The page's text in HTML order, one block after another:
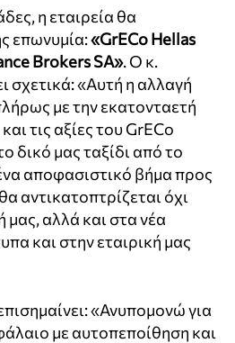
η εταιρεία θα
επωνυμία:«GrECo Hellas
Brokers SA». Ο κ.
σχετικά: «Αυτή η αλλαγή
με την εκατονταετή
τις αξίες του GrECo
δικό μας ταξίδι από το
αποφασιστικό βήμα προς
αντικατοπτρίζεται όχι
μας, αλλά και στα νέα
και στην εταιρική μας
«Ανυπομονώ για
με αυτοπεποίθηση και